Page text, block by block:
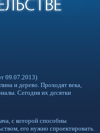
09.07.2013)
и дерево. Проходят века,
Сегодня их десятки
с которой способны
его нужно спроектировать.